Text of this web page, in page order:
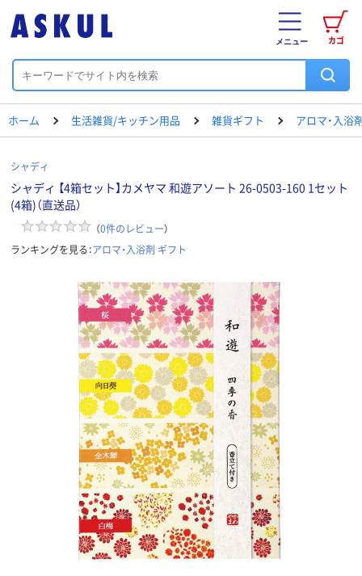
カゴ
メニュー
ホーム 生活雑貨/キッチン用品 雑貨ギフト アロマ・入浴
シャディ
シャディ 【4箱セット】カメヤマ 和遊アソート 26-0503-160 1セット
(4箱)（直送品）
（0件のレビュー）
ランキングを見る：アロマ・入浴剤 ギフト